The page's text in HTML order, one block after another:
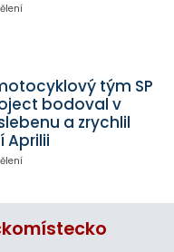
tým SP
bodoval v
a zrychlil
Aprilii